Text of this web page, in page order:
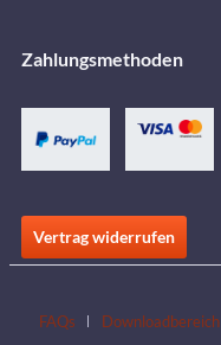
Zahlungsmethoden
Vertrag widerrufen
FAQs Downloadbereich